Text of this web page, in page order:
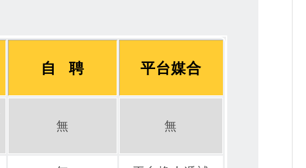
自 聘 平台媒合
無 無